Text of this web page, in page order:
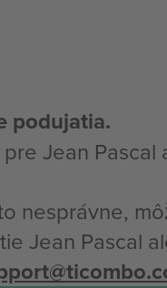
podujatia.
Jean Pascal
nesprávne,
Jean Pascal